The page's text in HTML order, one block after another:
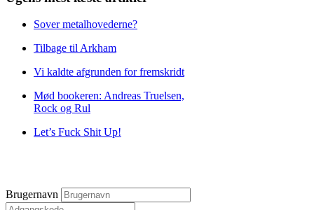
Sover metalhovederne?
Tilbage til Arkham
Vi kaldte afgrunden for fremskridt
Mød bookeren: Andreas Truelsen,
Rock og Rul
Let’s Fuck Shit Up!
Brugernavn